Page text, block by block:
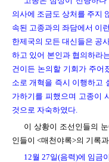
의사에 조금도 상처를 주지
속된 고종과의 좌담에서 이
한제국의 모든 대신들은 공
하고 있어 본인과 협의하라
건이든 논의할 기회가 주어
소로 개혁을 즉시 이행하고
가하기를 피했으며 고종이
것으로 자숙하였다.
이 상황이 조선인들의
인들이 <매천야록>의 기록
12월 27일(음력)에 임금